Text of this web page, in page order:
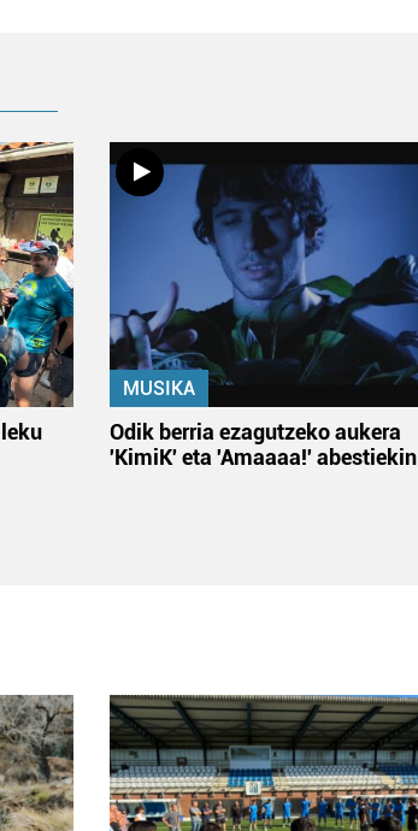
MUSIKA
Odik berria ezagutzeko aukera
'KimiK' eta 'Amaaaa!' abestiekin